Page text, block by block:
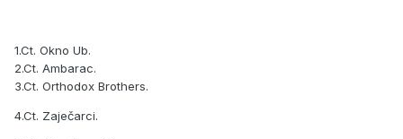
1.Ct. Okno Ub.
2.Ct. Ambarac.
3.Ct. Orthodox Brothers.
4.Ct. Zaječarci.